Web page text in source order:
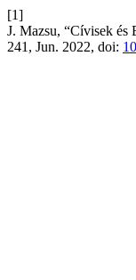
[1]
J. Mazsu, “Cívisek és
241, Jun. 2022, doi: